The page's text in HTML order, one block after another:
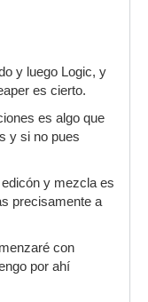
y luego Logic, y
es cierto.
es algo que
y si no pues
y mezcla es
precisamente a
con
por ahí